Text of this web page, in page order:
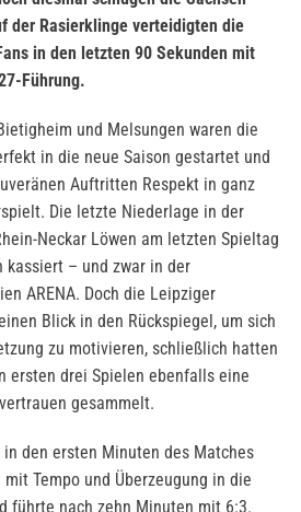
der Rasierklinge verteidigten die
in den letzten 90 Sekunden mit
Führung.
und Melsungen waren die
in die neue Saison gestartet und
Auftritten Respekt in ganz
Die letzte Niederlage in der
Neckar Löwen am letzten Spieltag
kassiert – und zwar in der
ARENA. Doch die Leipziger
Blick in den Rückspiegel, um sich
zu motivieren, schließlich hatten
ersten drei Spielen ebenfalls eine
gesammelt.
den ersten Minuten des Matches
mit Tempo und Überzeugung in die
führte nach zehn Minuten mit 6:3.